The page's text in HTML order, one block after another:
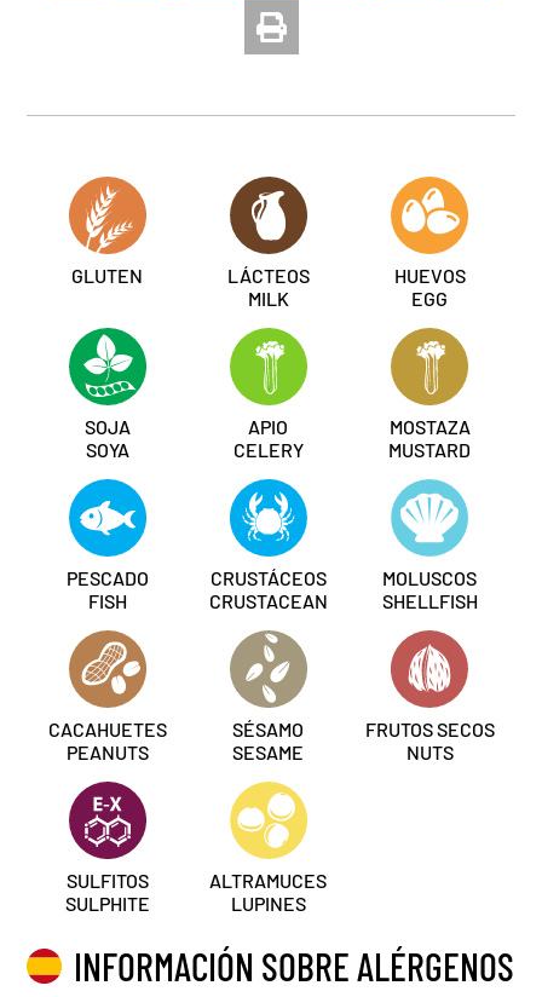
GLUTEN
LÁCTEOS
MILK
HUEVOS
EGG
SOJA
SOYA
APIO
CELERY
MOSTAZA
MUSTARD
PESCADO
FISH
CRUSTÁCEOS
CRUSTACEAN
MOLUSCOS
SHELLFISH
CACAHUETES
PEANUTS
SÉSAMO
SESAME
FRUTOS SECOS
NUTS
SULFITOS
SULPHITE
ALTRAMUCES
LUPINES
INFORMACIÓN SOBRE ALÉRGENOS